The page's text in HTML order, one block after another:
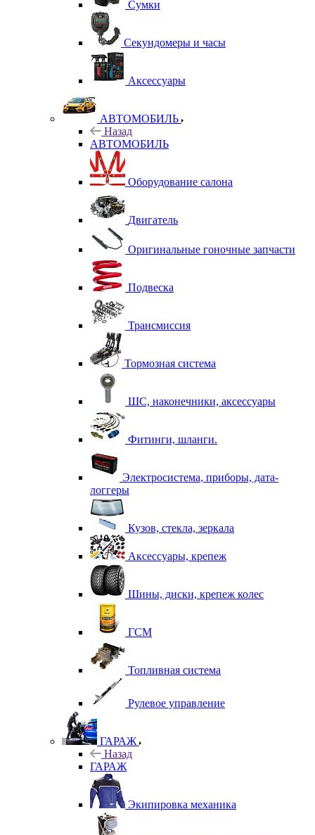
Сумки
Секундомеры и часы
Аксессуары
АВТОМОБИЛЬ
Назад
АВТОМОБИЛЬ
Оборудование салона
Двигатель
Оригинальные гоночные запчасти
Подвеска
Трансмиссия
Тормозная система
ШС, наконечники, аксессуары
Фитинги, шланги.
Электросистема, приборы, дата-
логгеры
Кузов, стекла, зеркала
Аксессуары, крепеж
Шины, диски, крепеж колес
ГСМ
Топливная система
Рулевое управление
ГАРАЖ
Назад
ГАРАЖ
Экипировка механика